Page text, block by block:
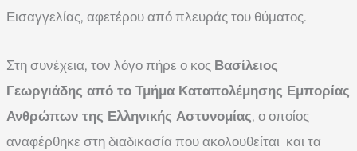
Εισαγγελίας, αφετέρου από πλευράς του θύματος.
Στη συνέχεια, τον λόγο πήρε ο κος Βασίλειος
Γεωργιάδης από το Τμήμα Καταπολέμησης Εμπορίας
Ανθρώπων της Ελληνικής Αστυνομίας, ο οποίος
αναφέρθηκε στη διαδικασία που ακολουθείται και τα